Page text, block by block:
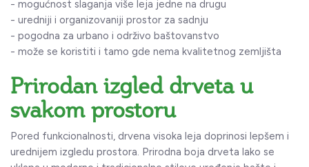
- mogućnost slaganja više leja jedne na drugu
- uredniji i organizovaniji prostor za sadnju
- pogodna za urbano i održivo baštovanstvo
- može se koristiti i tamo gde nema kvalitetnog zemljišta
Prirodan izgled drveta u
svakom prostoru
Pored funkcionalnosti, drvena visoka leja doprinosi lepšem i
urednijem izgledu prostora. Prirodna boja drveta lako se